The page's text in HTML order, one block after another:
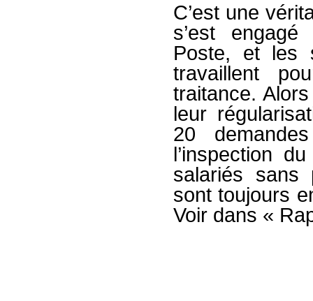
C’est une
s’est
Poste, et les
travaillent
traitance.
leur
20
l’inspection
salariés sans
sont toujours
Voir dans «